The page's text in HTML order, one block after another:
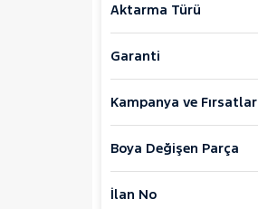
Mustang Mach-E
RANGER
RANGER RAPTOR
TOURNEO CONNECT
Aktarma Türü
Garanti
Kampanya ve Fırsatlar
Boya Değişen Parça
İlan No